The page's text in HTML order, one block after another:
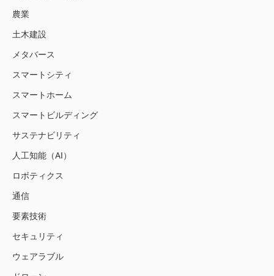
農業
土木建設
メタバース
スマートシティ
スマートホーム
スマートビルディング
サステナビリティ
人工知能（AI）
ロボティクス
通信
要素技術
セキュリティ
ウェアラブル